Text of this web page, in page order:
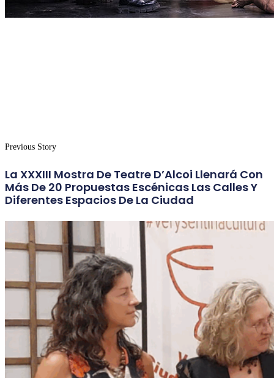
Previous Story
La XXXIII Mostra De Teatre D’Alcoi Llenará Con
Más De 20 Propuestas Escénicas Las Calles Y
Diferentes Espacios De La Ciudad